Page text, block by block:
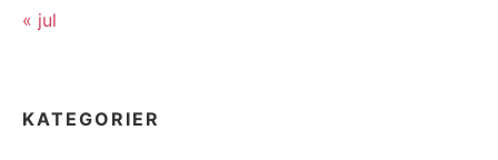
« jul
KATEGORIER